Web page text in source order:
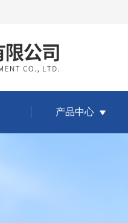
产品中心